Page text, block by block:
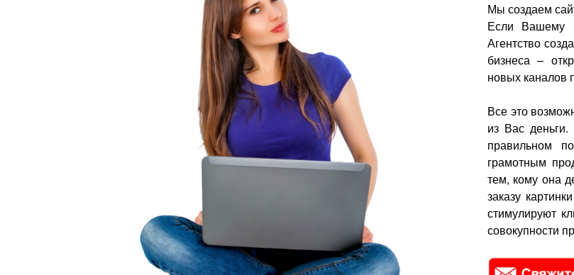
Мы создаем
Если Вашему
Агентство
бизнеса –
новых каналов
Все это
из Вас деньги.
правильном
грамотным
тем, кому она
заказу
стимулируют
совокупности